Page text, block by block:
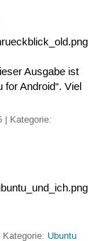
Ausgabe ist
Android“. Viel
| Kategorie:
Ubuntu